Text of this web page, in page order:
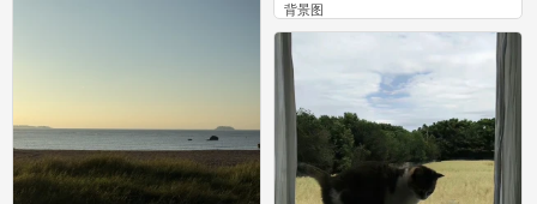
背景图
0